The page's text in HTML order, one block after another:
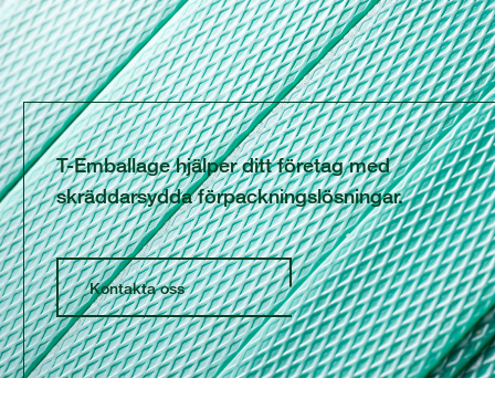
T-Emballage hjälper ditt företag med
skräddarsydda förpackningslösningar.
Kontakta oss